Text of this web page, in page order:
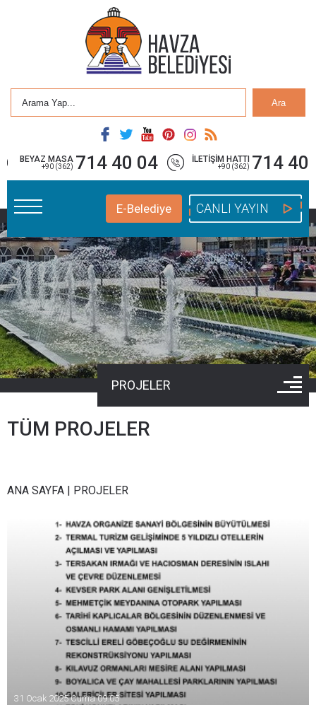
Ara
İLETİŞİM HATTI
+90 (362) 714 40
BEYAZ MASA
+90 (362) 714 40 04
E-Belediye CANLI YAYIN
PROJELER
TÜM PROJELER
ANA SAYFA | PROJELER
31 Ocak 2025 Cuma 09:05